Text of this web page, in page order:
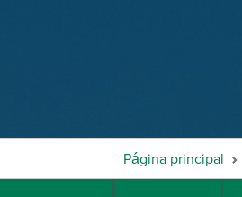
Página principal